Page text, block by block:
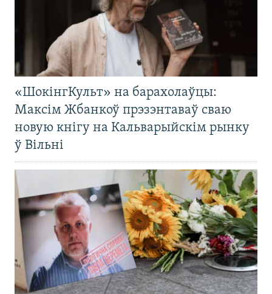
«ШокінгКульт» на барахолаўцы:
Максім Жбанкоў прэзэнтаваў сваю
новую кнігу на Кальварыйскім рынку
ў Вільні